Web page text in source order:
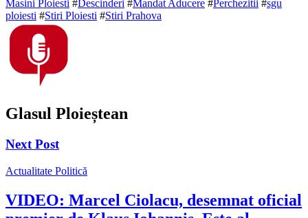
Masini Ploiesti #Descinderi #Mandat Aducere #Perchezitii #sgu
ploiesti #Stiri Ploiesti #Stiri Prahova
Glasul Ploieștean
Next Post
Actualitate Politică
VIDEO: Marcel Ciolacu, desemnat oficial